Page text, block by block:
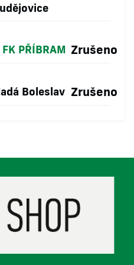
FK PŘÍBRAM Zrušeno
Boleslav Zrušeno